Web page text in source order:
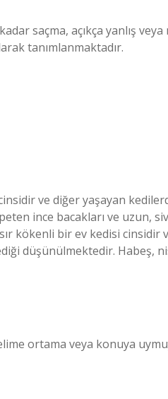
saçma, açıkça yanlış veya
tanımlanmaktadır.
ve diğer yaşayan
ince bacakları ve uzun,
kökenli bir ev kedisi cinsidir
düşünülmektedir. Habeş,
ortama veya konuya